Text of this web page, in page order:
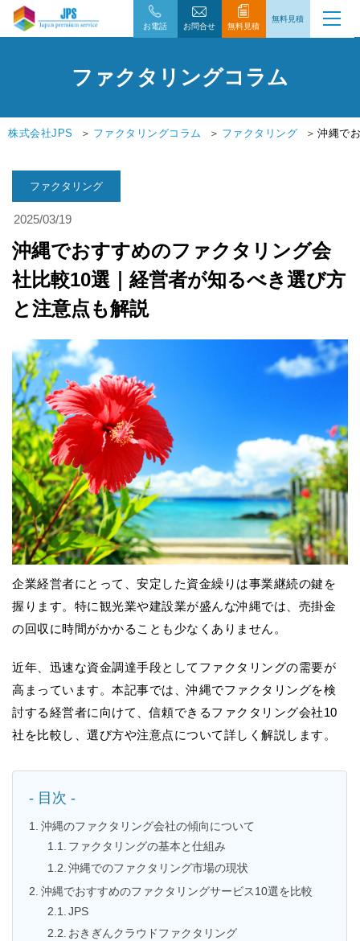
お電話 お問合せ 無料見積
無料見積
ファクタリングコラム
株式会社JPS ファクタリングコラム ファクタリング 沖縄で
沖縄でおすすめのファクタリング会
社比較10選｜経営者が知るべき選び方
と注意点も解説
2025/03/19
ファクタリング
企業経営者にとって、安定した資金繰りは事業継続の鍵を
握ります。特に観光業や建設業が盛んな沖縄では、売掛金
の回収に時間がかかることも少なくありません。
近年、迅速な資金調達手段としてファクタリングの需要が
高まっています。本記事では、沖縄でファクタリングを検
討する経営者に向けて、信頼できるファクタリング会社10
社を比較し、選び方や注意点について詳しく解説します。
- 目次 -
沖縄のファクタリング会社の傾向について
ファクタリングの基本と仕組み
沖縄でのファクタリング市場の現状
沖縄でおすすめのファクタリングサービス10選を比較
JPS
おきぎんクラウドファクタリング